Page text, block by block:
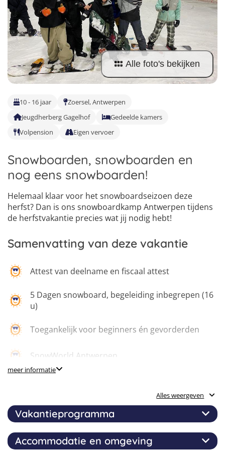
Vind jouw perfecte kamp
Beantwoord een paar korte vragen en wij doen de rest.
Alle foto's bekijken
10 - 16 jaar
Zoersel, Antwerpen
Jeugdherberg Gagelhof
Gedeelde kamers
Volpension
Eigen vervoer
Snowboarden, snowboarden en
nog eens snowboarden!
Helemaal klaar voor het snowboardseizoen deze
herfst? Dan is ons snowboardkamp Antwerpen tijdens
de herfstvakantie precies wat jij nodig hebt!
Samenvatting van deze vakantie
Attest van deelname en fiscaal attest
5 Dagen snowboard, begeleiding inbegrepen (16
u)
Toegankelijk voor beginners én gevorderden
SnowWorld Antwerpen
Ervaren monitoren
Focus op techniek, fun en progressie
meer informatie
Alles weergeven
Vakantieprogramma
Vijf dagen lang werk je aan je snowboardskills op de
Accommodatie en omgeving